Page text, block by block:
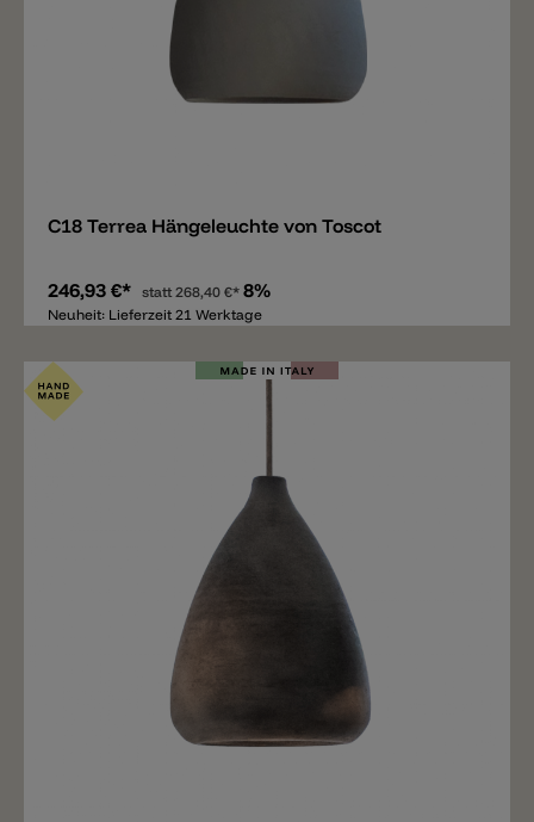
C18 Terrea Hängeleuchte von Toscot
246,93 €* statt268,40 €* 8%
Neuheit: Lieferzeit 21 Werktage